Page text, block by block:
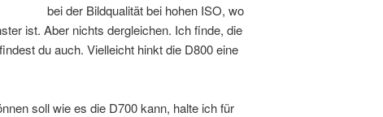
bei der Bildqualität bei hohen ISO, wo
ist. Aber nichts dergleichen. Ich finde, die
du auch. Vielleicht hinkt die D800 eine
soll wie es die D700 kann, halte ich für